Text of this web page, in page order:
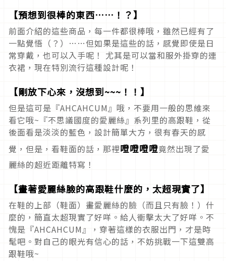
【預想到很棒的東西……！？】
前面介紹的這些商品，每一件都很棒哦，雖然已經有了
一點覺悟（？）……但如果是這些的話，感覺即使是日
常穿戴，也可以入手呢！ 尤其是可以當和服外掛穿的連
衣裙，現在特別流行這種設計呢！
【剛放下心來，沒想到~~~！！】
但是這可是『AHCAHCUM』哦，不要用一般的思維來
看它哦~『不思議國度的愛麗絲』系列里的高跟鞋，從
後面看是淡淡的藍色，設計簡單大方，很有春天的感
覺，但是，看鞋面的話，那裡噔噔噔噔竟然出現了愛
麗絲的超近距離特寫！
【畫著愛麗絲臉的高跟鞋什麼的，太超現實了】
在鞋的上部（鞋面）畫愛麗絲的臉（而且只有臉！）什
麼的，簡直太超現實了好咩。給人衝擊太大了好咩。不
愧是『AHCAHCUM』，穿著這樣的衣服出門，才是時
髦吧。對自己的眼光有信心的話，不妨挑戰一下這雙高
跟鞋哦~